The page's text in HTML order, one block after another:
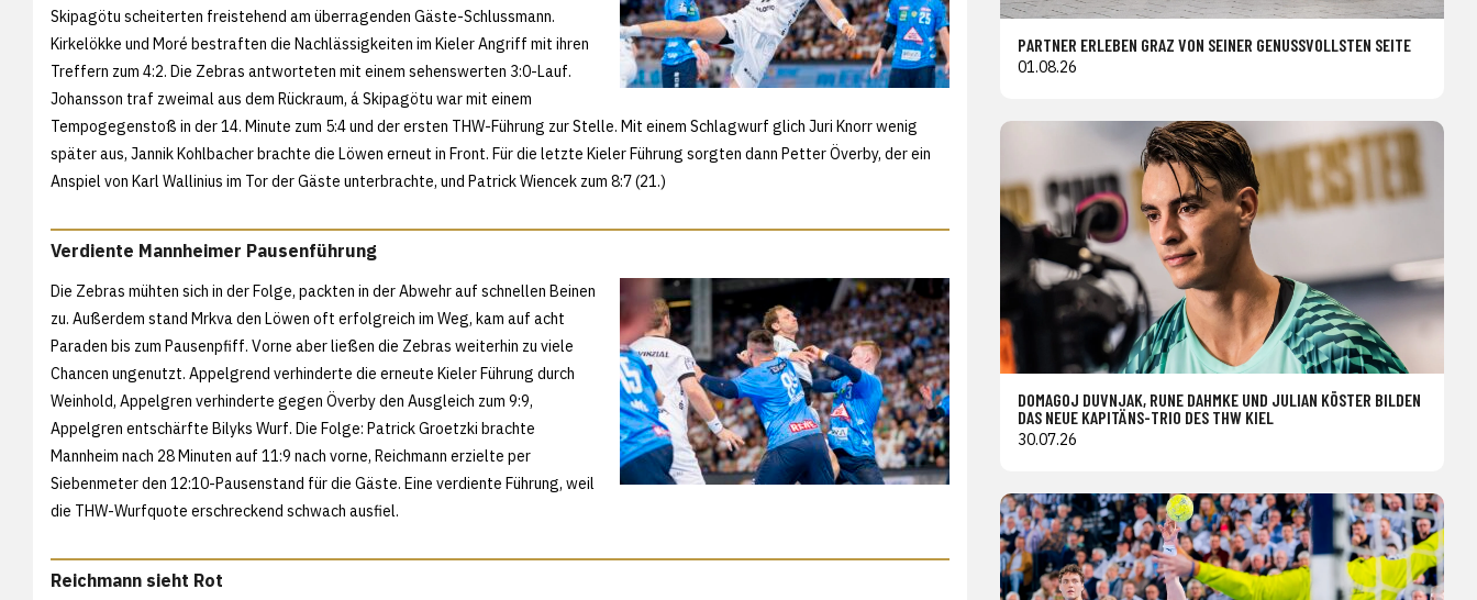
Skipagötu scheiterten freistehend am überragenden Gäste-Schlussmann.
Kirkelökke und Moré bestraften die Nachlässigkeiten im Kieler Angriff mit ihren
Treffern zum 4:2. Die Zebras antworteten mit einem sehenswerten 3:0-Lauf.
Johansson traf zweimal aus dem Rückraum, á Skipagötu war mit einem
Tempogegenstoß in der 14. Minute zum 5:4 und der ersten THW-Führung zur Stelle. Mit einem Schlagwurf glich Juri Knorr wenig
später aus, Jannik Kohlbacher brachte die Löwen erneut in Front. Für die letzte Kieler Führung sorgten dann Petter Överby, der ein
Anspiel von Karl Wallinius im Tor der Gäste unterbrachte, und Patrick Wiencek zum 8:7 (21.)
Verdiente Mannheimer Pausenführung
Die Zebras mühten sich in der Folge, packten in der Abwehr auf schnellen Beinen
zu. Außerdem stand Mrkva den Löwen oft erfolgreich im Weg, kam auf acht
Paraden bis zum Pausenpfiff. Vorne aber ließen die Zebras weiterhin zu viele
Chancen ungenutzt. Appelgrend verhinderte die erneute Kieler Führung durch
Weinhold, Appelgren verhinderte gegen Överby den Ausgleich zum 9:9,
Appelgren entschärfte Bilyks Wurf. Die Folge: Patrick Groetzki brachte
Mannheim nach 28 Minuten auf 11:9 nach vorne, Reichmann erzielte per
Siebenmeter den 12:10-Pausenstand für die Gäste. Eine verdiente Führung, weil
die THW-Wurfquote erschreckend schwach ausfiel.
Reichmann sieht Rot
PARTNER ERLEBEN GRAZ VON SEINER GENUSSVOLLSTEN SEITE
01.08.26
DOMAGOJ DUVNJAK, RUNE DAHMKE UND JULIAN KÖSTER BILDEN
DAS NEUE KAPITÄNS-TRIO DES THW KIEL
30.07.26